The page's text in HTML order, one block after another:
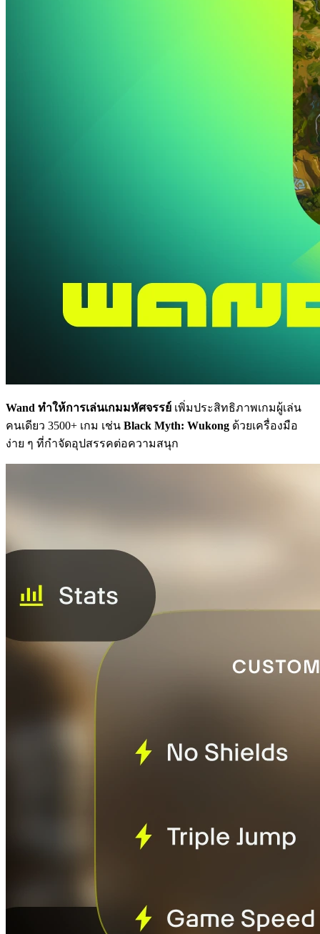
Wand ทำให้การเล่นเกมมหัศจรรย์ เพิ่มประสิทธิภาพเกมผู้เล่น
คนเดียว 3500+ เกม เช่น Black Myth: Wukong ด้วยเครื่องมือ
ง่าย ๆ ที่กำจัดอุปสรรคต่อความสนุก